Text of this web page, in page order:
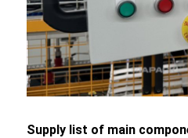
Supply list of main